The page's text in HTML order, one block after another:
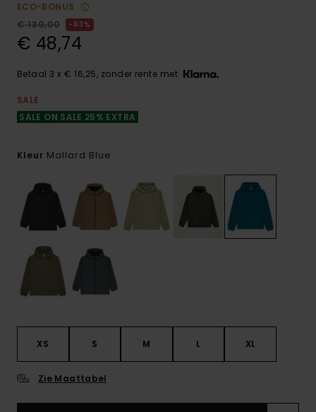
ECO-BONUS
€ 130,00
63%
€ 48,74
Betaal 3 x € 16,25, zonder rente met
SALE
SALE ON SALE 25% EXTRA
Kleur Mallard Blue
XS S M L XL
Zie Maattabel